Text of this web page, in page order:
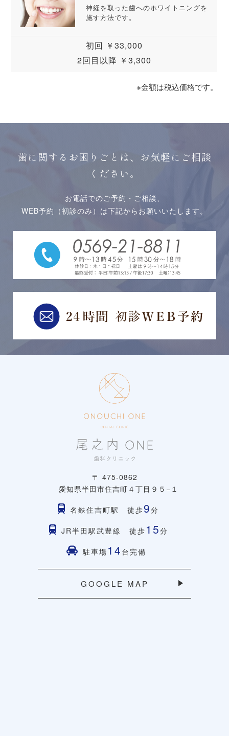
神経を取った歯へのホワイトニングを
施す方法です。
初回 ￥33,000
2回目以降 ￥3,300
※金額は税込価格です。
歯に関するお困りごとは、お気軽にご相談
ください。
お電話でのご予約・ご相談、
WEB予約（初診のみ）は下記からお願いいたします。
〒 475-0862
愛知県半田市住吉町４丁目９５−１
名鉄住吉町駅 徒歩9分
JR半田駅武豊線 徒歩 15分
駐車場 14 台完備
GOOGLE MAP